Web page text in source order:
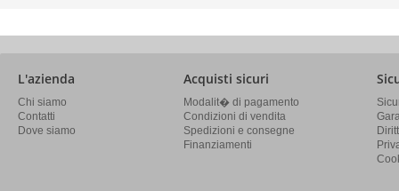
L'azienda
Chi siamo
Contatti
Dove siamo
Acquisti sicuri
Modalit� di pagamento
Condizioni di vendita
Spedizioni e consegne
Finanziamenti